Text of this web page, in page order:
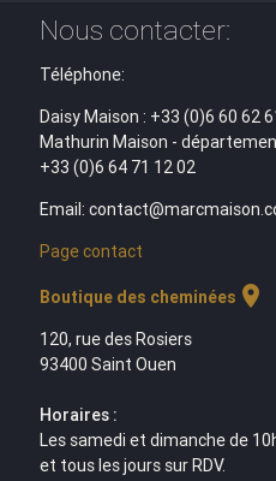
Nous contacter:
Téléphone:
Daisy Maison : +33 (0)6 60 62
Mathurin Maison -
+33 (0)6 64 71 12 02
Email:
Page contact
Boutique des cheminées location_on
120, rue des Rosiers
93400 Saint Ouen
Horaires :
Les samedi et dimanche de
et tous les jours sur RDV.